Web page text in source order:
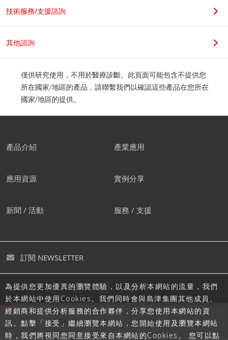
為提供您更加優異的瀏覽體驗，以及分析本網站的流量，我們
於本網站中使用Cookies。我們同時會與島津集團其他成員、
經銷商和提供分析服務的合作夥伴，分享您使用本網站的資
訊。點擊「接受」繼續瀏覽本網站，您開始使用及瀏覽本網站
時，我們將視同您同意接受來自本網站的Cookies。 您可以點
技術服務/支援諮詢
其他諮詢
僅供研究使用，不用於醫療診斷。此頁面可能包含不提供您
所在國家/地區的產品，請聯繫我們以確認這些產品在您所在
國家/地區的提供。
產品介紹 產業應用
應用資源 實例分享
新聞 / 活動 服務 / 支援
訂閱 NEWSLETTER
追蹤島津
隱私聲明 使用條款 網站地圖